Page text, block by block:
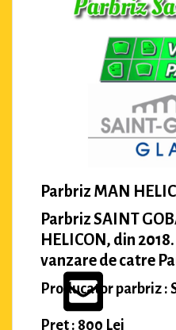
Parbriz MAN
Parbriz SAINT
HELICON, din
vanzare de catre
Producator parbriz :
Pret : 800 Lei